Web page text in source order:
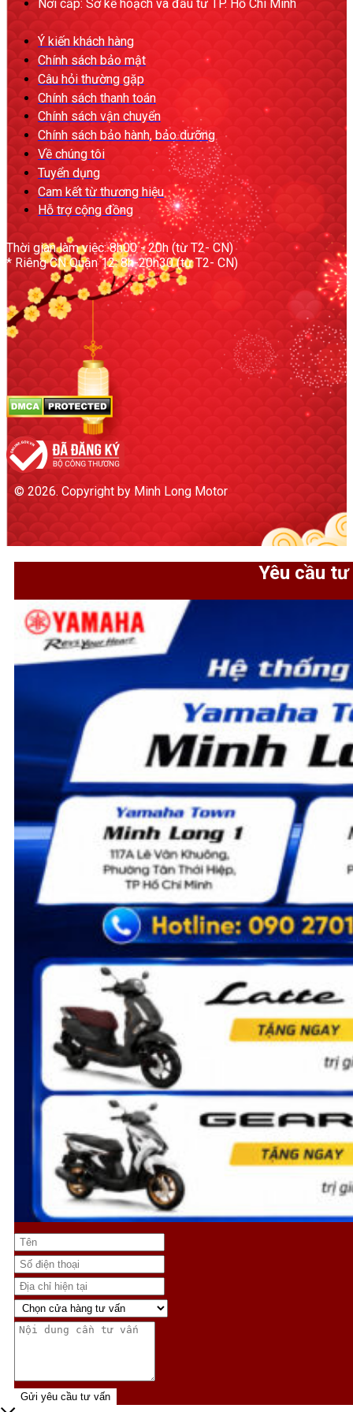
Nơi cấp: Sở kế hoạch và đầu tư TP. Hồ Chí Minh
Ý kiến khách hàng
Chính sách bảo mật
Câu hỏi thường gặp
Chính sách thanh toán
Chính sách vận chuyển
Chính sách bảo hành, bảo dưỡng
Về chúng tôi
Tuyển dụng
Cam kết từ thương hiệu
Hỗ trợ cộng đồng
Thời gian làm việc: 8h00 - 20h (từ T2- CN)
* Riêng CN Quận 12: 8h-20h30 (từ T2- CN)
© 2026. Copyright by Minh Long Motor
Yêu cầu
Gửi yêu cầu tư vấn